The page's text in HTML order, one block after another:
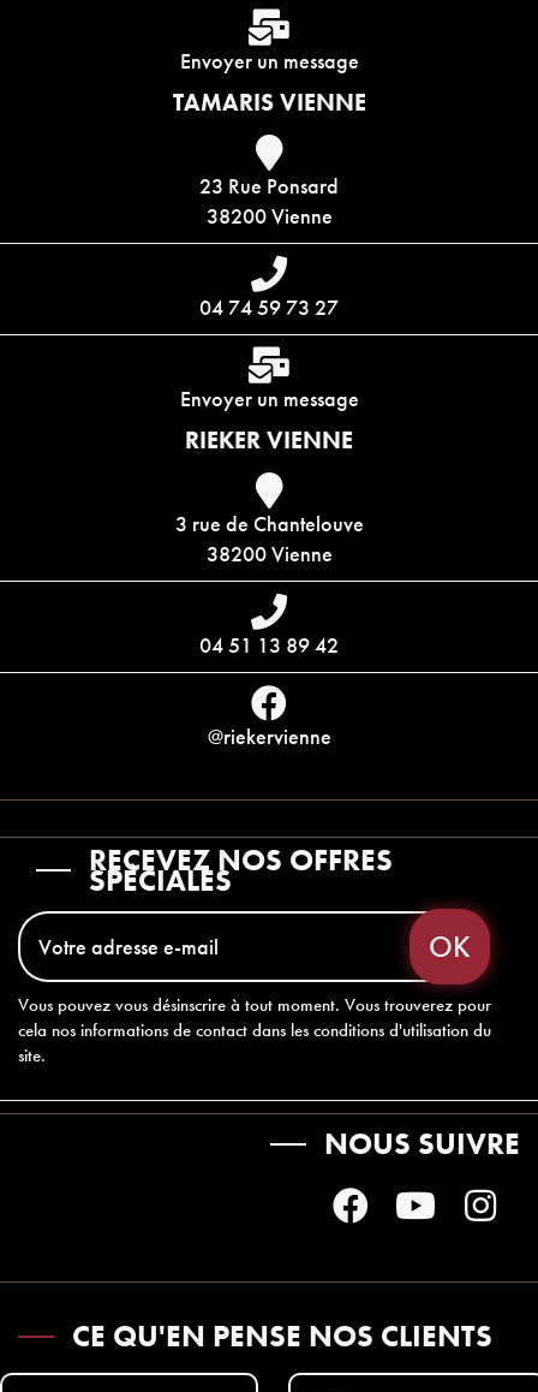
Envoyer un message
TAMARIS VIENNE
23 Rue Ponsard
38200 Vienne
04 74 59 73 27
Envoyer un message
RIEKER VIENNE
3 rue de Chantelouve
38200 Vienne
04 51 13 89 42
@riekervienne
RECEVEZ NOS OFFRES
SPÉCIALES
Vous pouvez vous désinscrire à tout moment. Vous trouverez pour
cela nos informations de contact dans les conditions d'utilisation du
site.
NOUS SUIVRE
CE QU'EN PENSE NOS CLIENTS